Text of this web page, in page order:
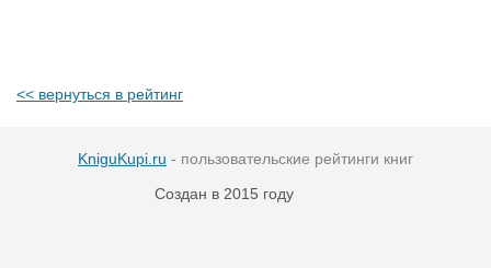
<< вернуться в рейтинг
KniguKupi.ru - пользовательские рейтинги книг
Создан в 2015 году